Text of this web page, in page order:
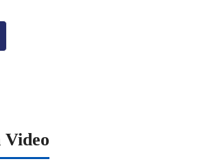
Video